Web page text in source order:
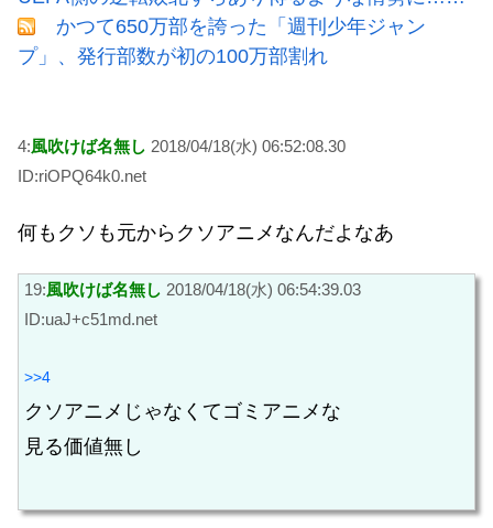
かつて650万部を誇った「週刊少年ジャン
プ」、発行部数が初の100万部割れ
4:風吹けば名無し 2018/04/18(水) 06:52:08.30
ID:riOPQ64k0.net
何もクソも元からクソアニメなんだよなあ
19:風吹けば名無し 2018/04/18(水) 06:54:39.03
ID:uaJ+c51md.net
>>4
クソアニメじゃなくてゴミアニメな
見る価値無し